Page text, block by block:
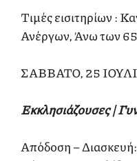
Τιμές εισιτηρίων :
Ανέργων, Άνω των
ΣΑΒΒΑΤΟ, 25
Εκκλησιάζουσες |
Απόδοση –